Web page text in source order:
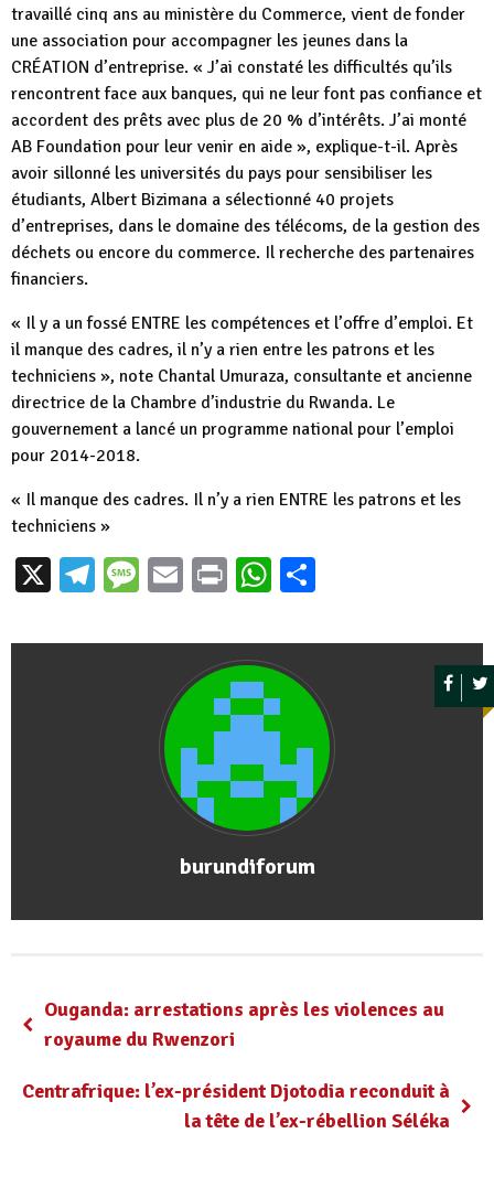
travaillé cinq ans au ministère du Commerce, vient de fonder
une association pour accompagner les jeunes dans la
CRÉATION d’entreprise. « J’ai constaté les difficultés qu’ils
rencontrent face aux banques, qui ne leur font pas confiance et
accordent des prêts avec plus de 20 % d’intérêts. J’ai monté
AB Foundation pour leur venir en aide », explique-t-il. Après
avoir sillonné les universités du pays pour sensibiliser les
étudiants, Albert Bizimana a sélectionné 40 projets
d’entreprises, dans le domaine des télécoms, de la gestion des
déchets ou encore du commerce. Il recherche des partenaires
financiers.
« Il y a un fossé ENTRE les compétences et l’offre d’emploi. Et
il manque des cadres, il n’y a rien entre les patrons et les
techniciens », note Chantal Umuraza, consultante et ancienne
directrice de la Chambre d’industrie du Rwanda. Le
gouvernement a lancé un programme national pour l’emploi
pour 2014-2018.
« Il manque des cadres. Il n’y a rien ENTRE les patrons et les
techniciens »
X Telegram
Message
EmailPrintWhatsApp
burundiforum
Ouganda: arrestations après les violences au
royaume du Rwenzori
Centrafrique: l’ex-président Djotodia reconduit à
la tête de l’ex-rébellion Séléka